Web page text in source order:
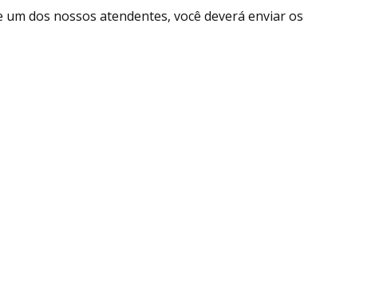
dos nossos atendentes, você deverá enviar os